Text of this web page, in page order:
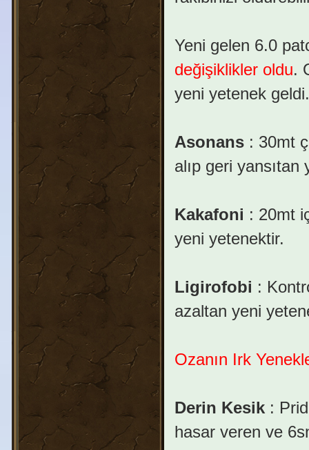
Yeni gelen 6.0
değişiklikler oldu.
yeni yetenek geldi.
Asonans : 30mt
alıp geri
Kakafoni : 20mt
yeni yetenektir.
Ligirofobi :
azaltan yeni
Ozanın Irk
Derin Kesik:
hasar veren ve